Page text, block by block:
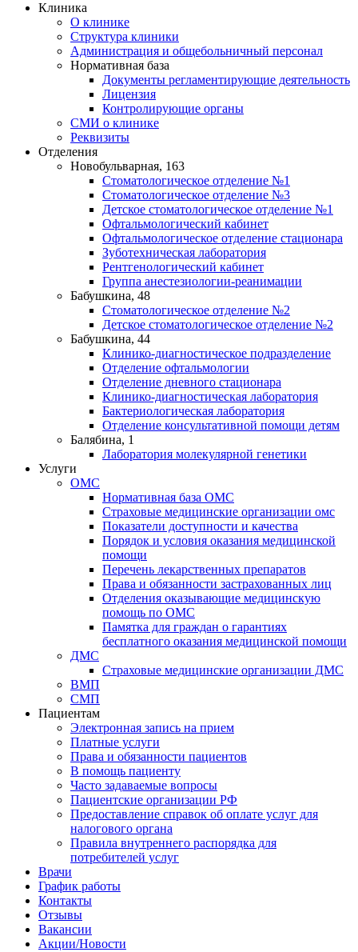
Клиника
О клинике
Структура клиники
Администрация и общебольничный персонал
Нормативная база
Документы регламентирующие деятельность
Лицензия
Контролирующие органы
СМИ о клинике
Реквизиты
Отделения
Новобульварная, 163
Стоматологическое отделение №1
Стоматологическое отделение №3
Детское стоматологическое отделение №1
Офтальмологический кабинет
Офтальмологическое отделение стационара
Зуботехническая лаборатория
Рентгенологический кабинет
Группа анестезиологии-реанимации
Бабушкина, 48
Стоматологическое отделение №2
Детское стоматологическое отделение №2
Бабушкина, 44
Клинико-диагностическое подразделение
Отделение офтальмологии
Отделение дневного стационара
Клинико-диагностическая лаборатория
Бактериологическая лаборатория
Отделение консультативной помощи детям
Балябина, 1
Лаборатория молекулярной генетики
Услуги
ОМС
Нормативная база ОМС
Страховые медицинские организации омс
Показатели доступности и качества
Порядок и условия оказания медицинской
помощи
Перечень лекарственных препаратов
Права и обязанности застрахованных лиц
Отделения оказывающие медицинскую
помощь по ОМС
Памятка для граждан о гарантиях
бесплатного оказания медицинской помощи
ДМС
Страховые медицинские организации ДМС
ВМП
СМП
Пациентам
Электронная запись на прием
Платные услуги
Права и обязанности пациентов
В помощь пациенту
Часто задаваемые вопросы
Пациентские организации РФ
Предоставление справок об оплате услуг для
налогового органа
Правила внутреннего распорядка для
потребителей услуг
Врачи
График работы
Контакты
Отзывы
Вакансии
Акции/Новости